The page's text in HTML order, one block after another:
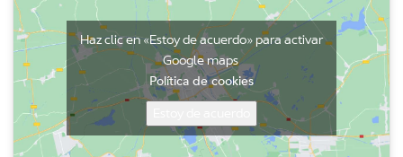
Haz clic en «Estoy de acuerdo» para activar
Google maps
Política de cookies